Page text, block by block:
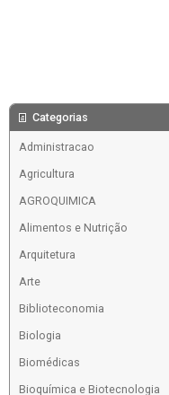
Categorias
Administracao
Agricultura
AGROQUIMICA
Alimentos e Nutrição
Arquitetura
Arte
Biblioteconomia
Biologia
Biomédicas
Bioquímica e Biotecnologia